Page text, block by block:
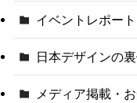
イベントレポー
日本デザインの
メディア掲載・